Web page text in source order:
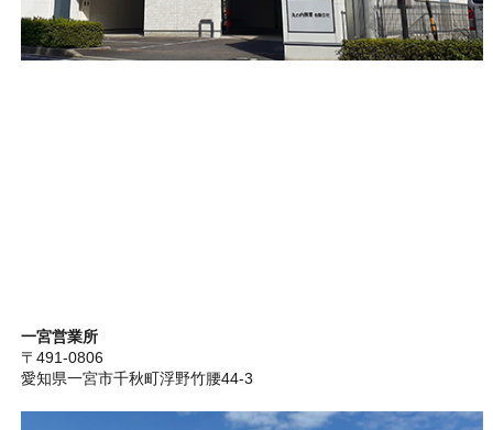
一宮営業所
〒491-0806
愛知県一宮市千秋町浮野竹腰44-3